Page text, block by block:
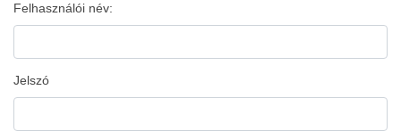
Felhasználói név:
Jelszó